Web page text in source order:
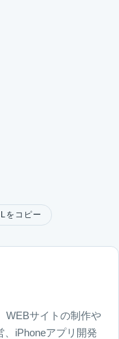
をコピー
WEBサイトの制作や
iPhoneアプリ開発